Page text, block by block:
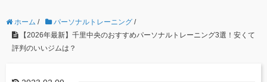
ホーム / パーソナルトレーニング /
【2026年最新】千里中央のおすすめパーソナルトレーニング3選！安くて
評判のいいジムは？